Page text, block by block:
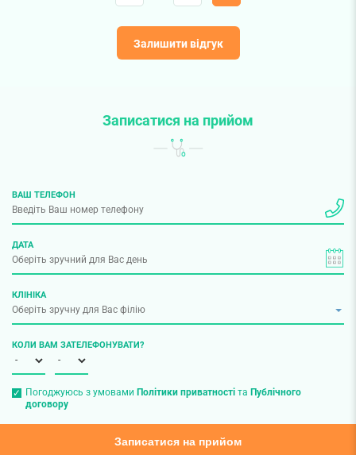
Залишити відгук
Записатися на прийом
ВАШ ТЕЛЕФОН
ДАТА
КЛІНІКА
КОЛИ ВАМ ЗАТЕЛЕФОНУВАТИ?
Погоджуюсь з умовами Політики приватностіта Публічного
договору
Записатися на прийом